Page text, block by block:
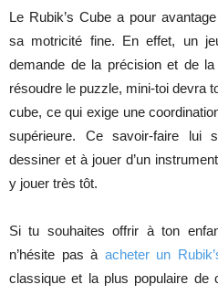
Le Rubik’s Cube a pour
sa motricité fine. En effet, un
demande de la précision et de
résoudre le puzzle, mini-toi devra
cube, ce qui exige une
supérieure. Ce savoir-faire
dessiner et à jouer d’un
y jouer très tôt.
Si tu souhaites offrir à ton
n’hésite pas à acheter un
classique et la plus populaire de